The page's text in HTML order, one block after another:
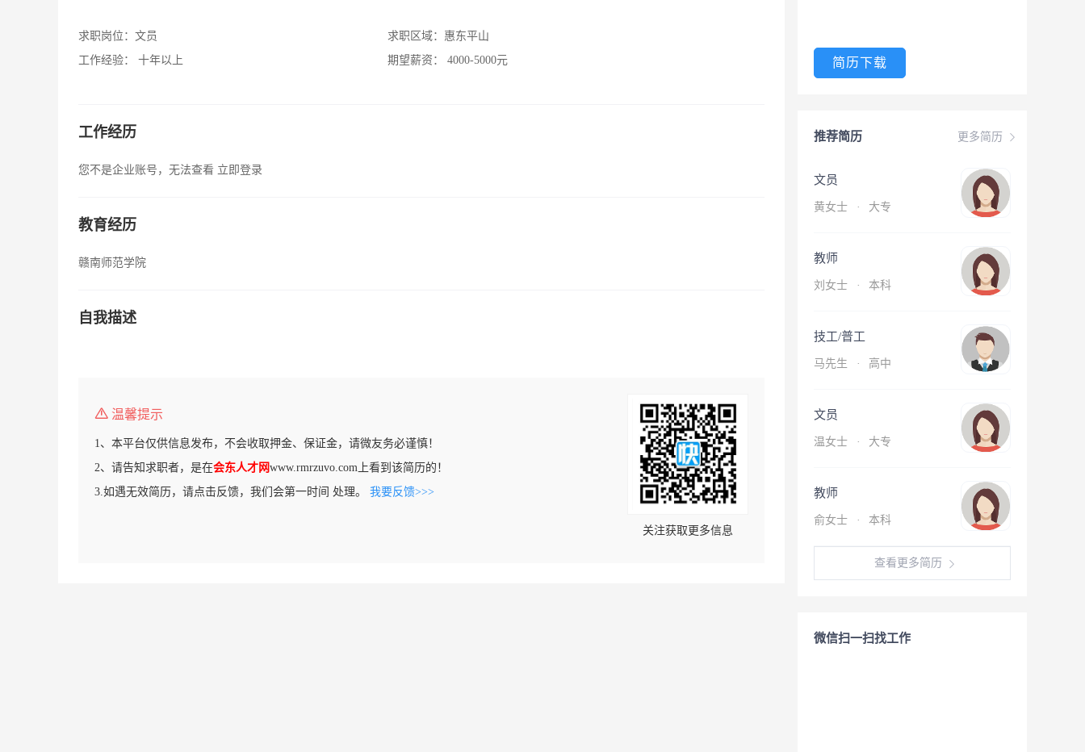
求职岗位： 文员
工作经验：
十年以上
求职区域： 惠东平山
期望薪资：
4000-5000元
工作经历
您不是企业账号，无法查看 立即登录
教育经历
赣南师范学院
自我描述
温馨提示
1、本平台仅供信息发布，不会收取押金、保证金，请微友务必谨慎！
2、请告知求职者，是在会东人才网www.rmrzuvo.com上看到该简历的！
3.如遇无效简历，请点击反馈，我们会第一时间 处理。 我要反馈>>>
关注获取更多信息
简历下载
更多简历
推荐简历
文员
黄女士 · 大专
教师
刘女士 · 本科
技工/普工
马先生 · 高中
文员
温女士 · 大专
教师
俞女士 · 本科
查看更多简历
微信扫一扫找工作